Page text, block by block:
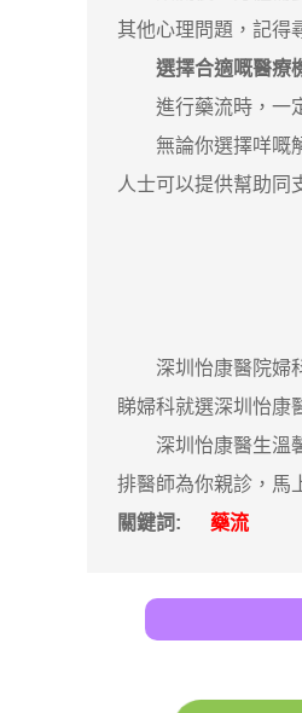
其他心理問題，記得
選擇合適嘅醫療
進行藥流時，一定
無論你選擇咩嘅解
人士可以提供幫助同
深圳怡康醫院婦
睇婦科就選深圳怡康
深圳怡康醫生溫馨
排醫師為你親診，馬
關鍵詞:
藥流